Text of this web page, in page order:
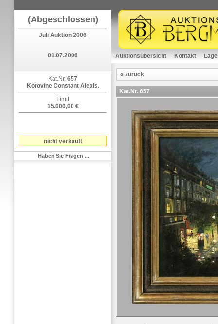
(Abgeschlossen)
Juli Auktion 2006
01.07.2006
Kat.Nr. 657
Korovine Constant Alexis.
Limit
15.000,00 €
nicht verkauft
Haben Sie Fragen ...
Auktionsübersicht Kontakt
« zurück
Kat.Nr. 657